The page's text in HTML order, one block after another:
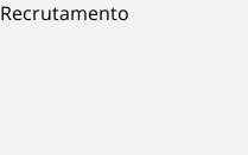
Recrutamento